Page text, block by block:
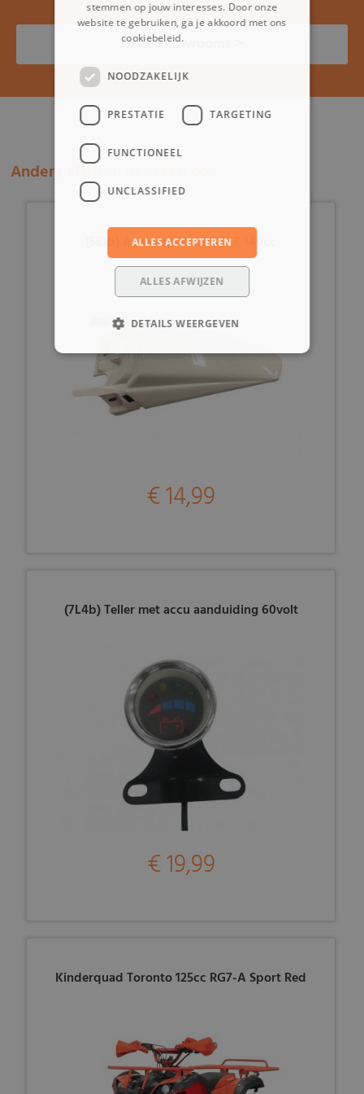
Onze showrooms >
Andere klanten bekeken ook:
(5E1b) Achterspatbord RFZ 140cc
€ 14,99
(7L4b) Teller met accu aanduiding 60volt
€ 19,99
Kinderquad Toronto 125cc RG7-A Sport Red
stemmen op jouw interesses. Door onze
website te gebruiken, ga je akkoord met ons
cookiebeleid.
NOODZAKELIJK
PRESTATIE TARGETING
FUNCTIONEEL
UNCLASSIFIED
ALLES ACCEPTEREN
ALLES AFWIJZEN
DETAILS WEERGEVEN